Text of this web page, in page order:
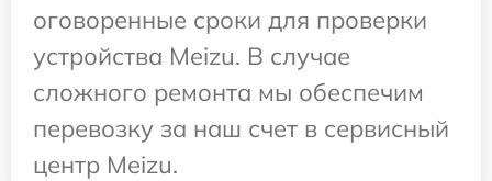
оговоренные сроки для проверки
устройства Meizu. В случае
сложного ремонта мы обеспечим
перевозку за наш счет в сервисный
центр Meizu.